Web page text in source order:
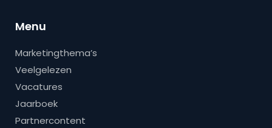
Menu
Marketingthema’s
Veelgelezen
Vacatures
Jaarboek
Partnercontent